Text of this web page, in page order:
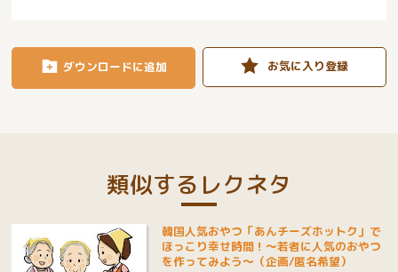
ダウンロードに追加 お気に入り登録
類似するレクネタ
韓国人気おやつ「あんチーズホットク」で
ほっこり幸せ時間！～若者に人気のおやつ
を作ってみよう～（企画/匿名希望）